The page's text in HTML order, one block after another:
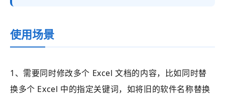
使用场景
1、需要同时修改多个 Excel 文档的内容，比如同时替
换多个 Excel 中的指定关键词，如将旧的软件名称替换